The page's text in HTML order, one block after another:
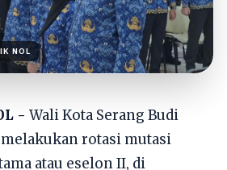
NOL
- Wali Kota Serang Budi
rotasi mutasi
atau eselon II, di